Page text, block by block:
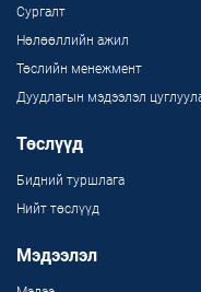
Сургалт
Нөлөөллийн ажил
Төслийн менежмент
Дуудлагын мэдээлэл
Төслүүд
Бидний туршлага
Нийт төслүүд
Мэдээлэл